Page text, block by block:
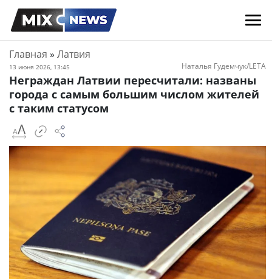
Главная » Латвия
13 июня 2026, 13:45 Наталья Гудемчук/LETA
Неграждан Латвии пересчитали: названы
города с самым большим числом жителей
с таким статусом